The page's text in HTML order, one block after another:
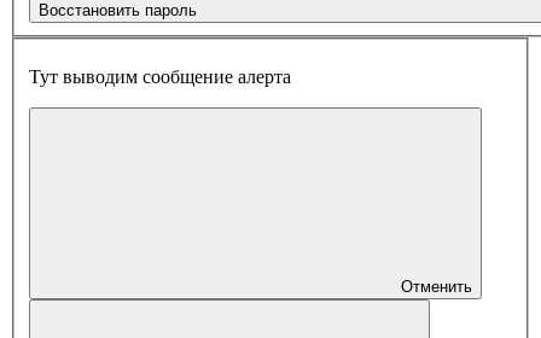
Восстановить пароль
Тут выводим сообщение алерта
Отменить